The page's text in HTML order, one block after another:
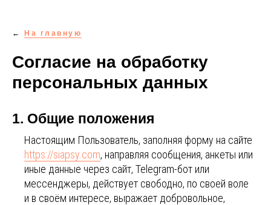
← На главную
Согласие на обработку
персональных данных
1. Общие положения
Настоящим Пользователь, заполняя форму на сайте
https://siapsy.com, направляя сообщения, анкеты или
иные данные через сайт, Telegram-бот или
мессенджеры, действует свободно, по своей воле
и в своём интересе, выражает добровольное,